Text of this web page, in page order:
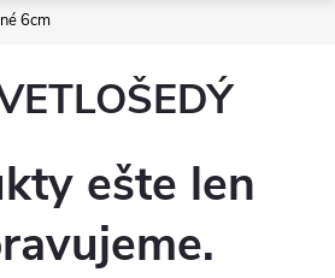
6cm
ešte len